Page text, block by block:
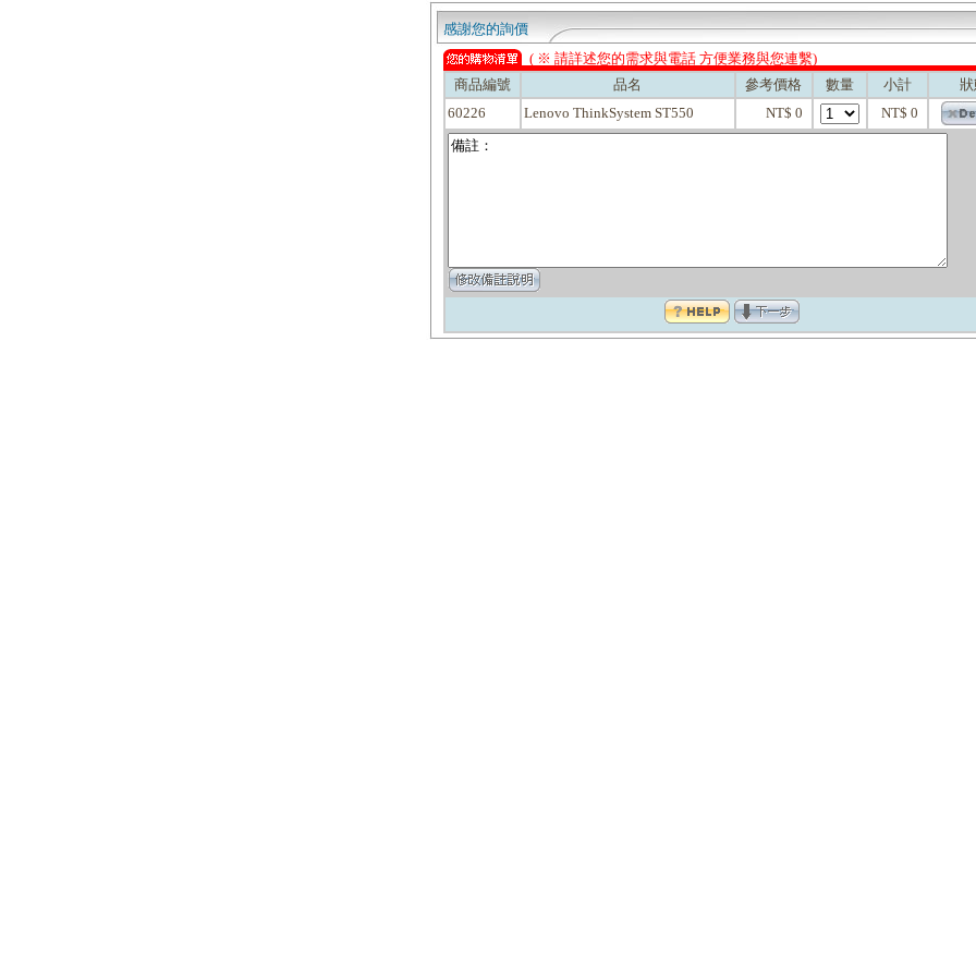
感謝您的詢價
( ※ 請詳述您的需求與電話 方便業務與您連繫)
商品編號
品名 參考價格 數量 小計
60226
Lenovo ThinkSystem ST550 NT$ 0 NT$ 0